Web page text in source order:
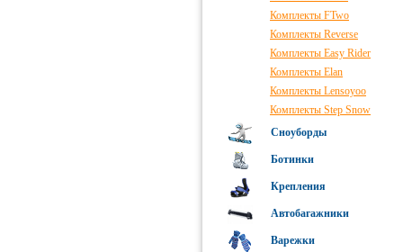
Комплекты FTwo
Комплекты Reverse
Комплекты Easy Rider
Комплекты Elan
Комплекты Lensoyoo
Комплекты Step Snow
Сноуборды
Ботинки
Крепления
Автобагажники
Варежки